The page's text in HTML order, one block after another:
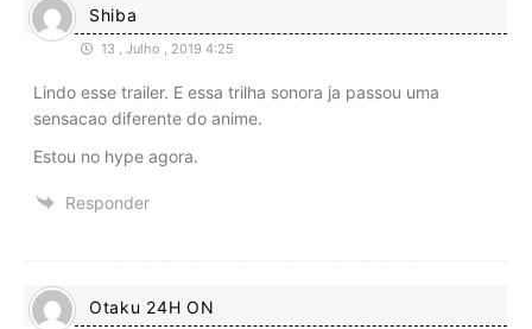
Shiba
13 , Julho , 2019 4:25
Lindo esse trailer. E essa trilha sonora ja passou uma
sensacao diferente do anime.
Estou no hype agora.
Responder
Otaku 24H ON